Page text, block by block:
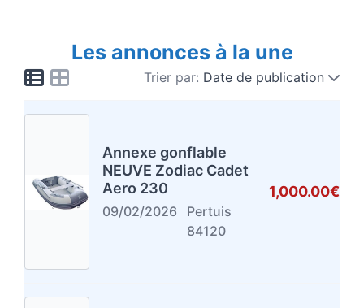
Les annonces à la une
Trier par: Date de publication
Annexe gonflable
NEUVE Zodiac Cadet
Aero 230
09/02/2026
Pertuis
84120
1,000.00€